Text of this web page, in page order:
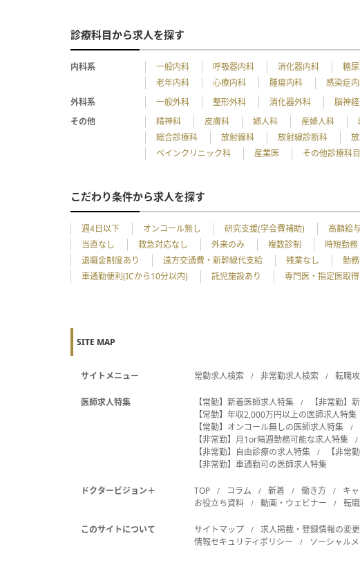
診療科目から求人を探す
内科系 一般内科 呼吸器内科 消化器内科 糖
老年内科
心療内科 腫瘍内科 感染症
外科系
一般外科 整形外科 消化器外科 脳神
その他
精神科 皮膚科 婦人科 産婦人科
総合診療科
放射線科 放射線診断科
ペインクリニック科
産業医 その他診療科目
こだわり条件から求人を探す
週4日以下 オンコール無し 研究支援(学会費補助) 高額給
当直なし
救急対応なし 外来のみ 複数診制 時短勤務
退職金制度あり
遠方交通費・新幹線代支給 残業なし 勤
車通勤便利(ICから10分以内)
託児施設あり 専門医・指定医取
SITE MAP
サイトメニュー 常勤求人検索 非常勤求人検索 転職
医師求人特集 【常勤】新着医師求人特集 【非常勤】
【常勤】年収2,000万円以上の医師求人特集
【常勤】オンコール無しの医師求人特集
【非常勤】月1or隔週勤務可能な求人特集
【非常勤】自由診療の求人特集
【非常
【非常勤】車通勤可の医師求人特集
ドクタービジョン＋ TOP コラム 新着 働き方 キ
お役立ち資料
動画・ウェビナー 転
このサイトについて サイトマップ 求人掲載・登録情報の変
情報セキュリティポリシー
ソーシャル